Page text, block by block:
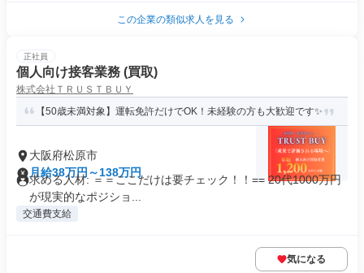
この企業の類似求人を見る
正社員
個人向け接客業務 (買取)
株式会社ＴＲＵＳＴＢＵＹ
【50歳未満対象】運転免許だけでOK！未経験の方も大歓迎です✨
大阪府松原市
月給38万円～138万円
求める人材: ＝＝ここだけは要チェック！！== 20代1000万円
が現実的なポジショ...
交通費支給
気になる